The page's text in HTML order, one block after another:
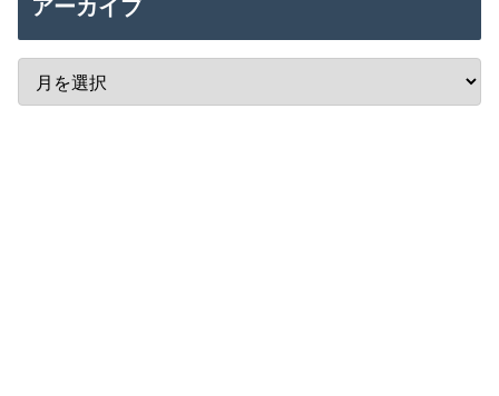
アーカイブ